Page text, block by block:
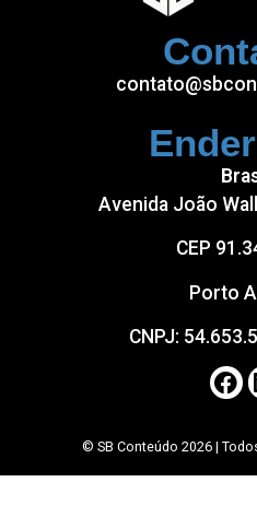
Avenida João
CEP
Porto
CNPJ:
© SB Conteúdo 2026 |